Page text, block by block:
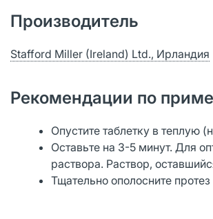
Производитель
Stafford Miller (Ireland) Ltd., Ирландия
Рекомендации по
Опустите таблетку в теплую
Оставьте на 3-5 минут. Для
раствора. Раствор,
Тщательно ополосните